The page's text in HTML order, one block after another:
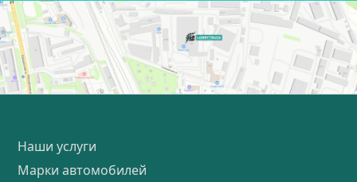
Наши услуги
Марки автомобилей